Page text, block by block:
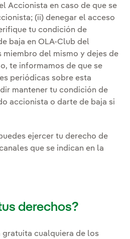
Accionista en caso de que se
(ii) denegar el acceso
tu condición de
baja en OLA-Club del
miembro del mismo y dejes de
te informamos de que se
periódicas sobre esta
mantener tu condición de
accionista o darte de baja si
ejercer tu derecho de
que se indican en la
derechos?
gratuita cualquiera de los